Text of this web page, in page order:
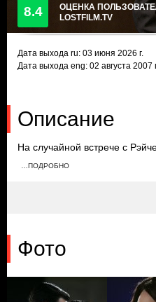
8.4
ОЦЕНКА
LOSTFILM.TV
Дата выхода ru: 03 июня 2026 г.
Дата выхода eng: 02 августа 2007
Описание
На случайной встрече с
устраивают вечеринку в
…ПОДРОБНО
Фото